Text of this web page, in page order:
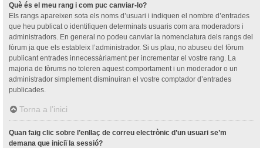
Què és el meu rang i com puc canviar-lo?
Els rangs apareixen sota els noms d’usuari i indiquen el nombre d’entrades
que heu publicat o identifiquen determinats usuaris com ara moderadors i
administradors. En general no podeu canviar la nomenclatura dels rangs del
fòrum ja que els estableix l’administrador. Si us plau, no abuseu del fòrum
publicant entrades innecessàriament per incrementar el vostre rang. La
majoria de fòrums no toleren aquest comportament i un moderador o un
administrador simplement disminuiran el vostre comptador d’entrades
publicades.
Torna a l’inici
Quan faig clic sobre l’enllaç de correu electrònic d’un usuari se’m
demana que iniciï la sessió?